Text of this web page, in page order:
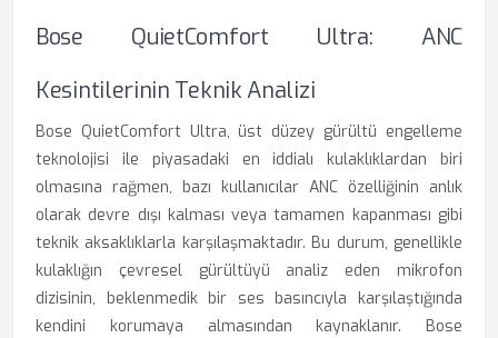
Bose QuietComfort Ultra: ANC
Kesintilerinin Teknik Analizi
Bose QuietComfort Ultra, üst düzey gürültü engelleme
teknolojisi ile piyasadaki en iddialı kulaklıklardan biri
olmasına rağmen, bazı kullanıcılar ANC özelliğinin anlık
olarak devre dışı kalması veya tamamen kapanması gibi
teknik aksaklıklarla karşılaşmaktadır. Bu durum, genellikle
kulaklığın çevresel gürültüyü analiz eden mikrofon
dizisinin, beklenmedik bir ses basıncıyla karşılaştığında
kendini korumaya almasından kaynaklanır. Bose